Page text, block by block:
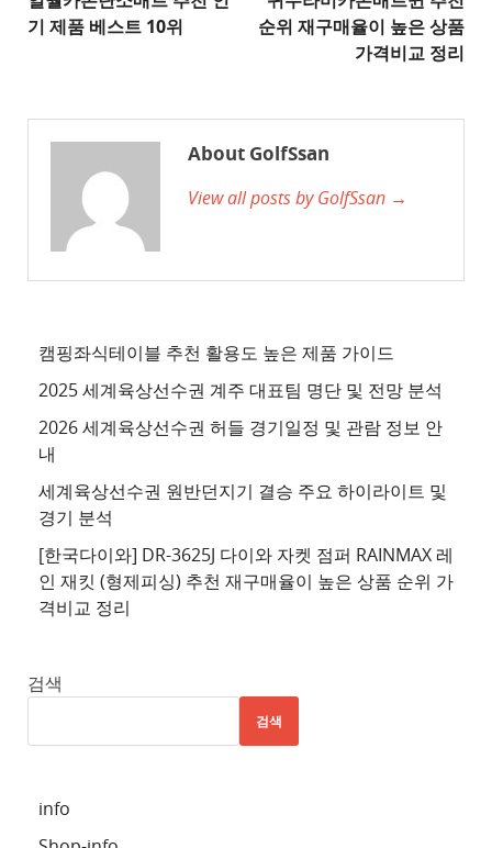
트
천
이
트
추
사
이
트
사
이
추
기 제품 베스트 10위
순위 재구매율이 높은 상품
가격비교 정리
About GolfSsan
View all posts by GolfSsan →
캠핑좌식테이블 추천 활용도 높은 제품 가이드
2025 세계육상선수권 계주 대표팀 명단 및 전망 분석
2026 세계육상선수권 허들 경기일정 및 관람 정보 안
내
세계육상선수권 원반던지기 결승 주요 하이라이트 및
경기 분석
[한국다이와] DR-3625J 다이와 자켓 점퍼 RAINMAX 레
인 재킷 (형제피싱) 추천 재구매율이 높은 상품 순위 가
격비교 정리
검색
검색
info